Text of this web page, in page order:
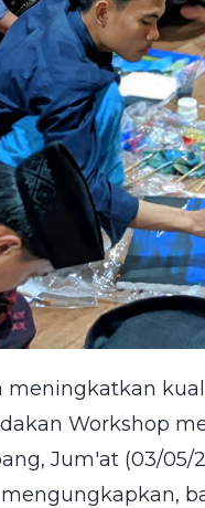
meningkatkan
Workshop
Jum'at (03/05/